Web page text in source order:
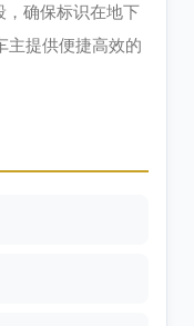
，确保标识在地下
主提供便捷高效的